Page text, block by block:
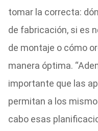
tomar la correcta:
de fabricación, si es
de montaje o cómo
manera óptima.
importante que las
permitan a los
cabo esas